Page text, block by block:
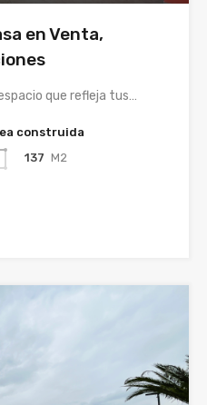
en Venta,
que refleja tus…
construida
137 M2